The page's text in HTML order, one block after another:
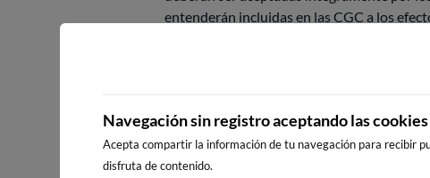
entenderán incluidas en las CGC a los
Al adquirir los servicios en la Web,
perjuicio de la aceptación de las
STREAMINGSURF IBERIA SL podrá
Navegación sin registro aceptando las cookies
Acepta compartir la información de tu navegación para recibir
disfruta de contenido.